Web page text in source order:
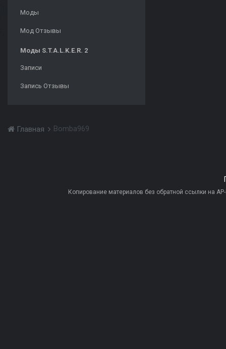
Моды
Мод Отзывы
Моды S.T.A.L.K.E.R. 2
Записи
Запись Отзывы
Главная Bomba969
Копирование материалов без обратной ссылки на